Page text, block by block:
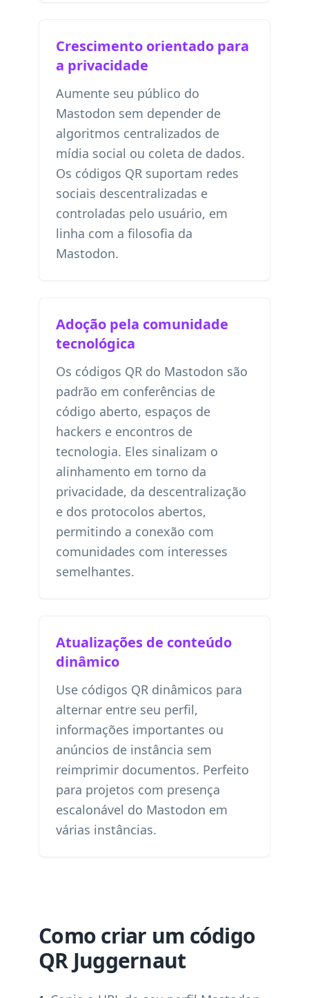
Crescimento orientado para
a privacidade
Aumente seu público do
Mastodon sem depender de
algoritmos centralizados de
mídia social ou coleta de dados.
Os códigos QR suportam redes
sociais descentralizadas e
controladas pelo usuário, em
linha com a filosofia da
Mastodon.
Adoção pela comunidade
tecnológica
Os códigos QR do Mastodon são
padrão em conferências de
código aberto, espaços de
hackers e encontros de
tecnologia. Eles sinalizam o
alinhamento em torno da
privacidade, da descentralização
e dos protocolos abertos,
permitindo a conexão com
comunidades com interesses
semelhantes.
Atualizações de conteúdo
dinâmico
Use códigos QR dinâmicos para
alternar entre seu perfil,
informações importantes ou
anúncios de instância sem
reimprimir documentos. Perfeito
para projetos com presença
escalonável do Mastodon em
várias instâncias.
Como criar um código
QR Juggernaut